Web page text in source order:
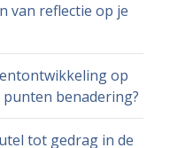
van reflectie op je
op
benadering?
tot gedrag in de